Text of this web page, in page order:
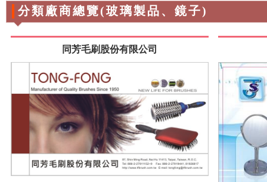
分類廠商總覽(玻璃製品、鏡子)
同芳毛刷股份有限公司